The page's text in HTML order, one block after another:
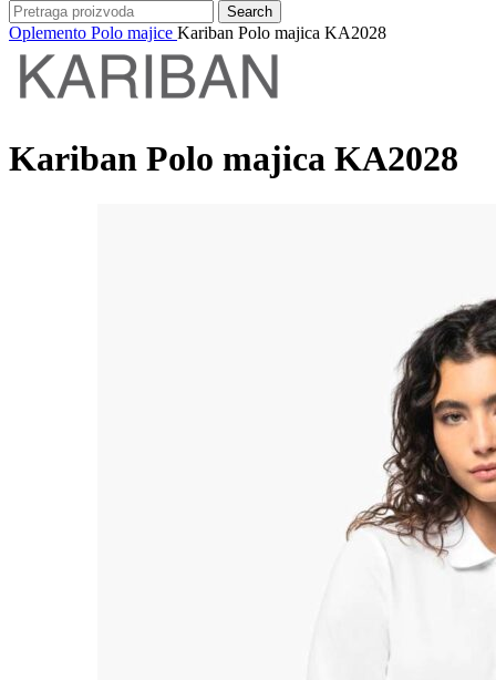
Search
Oplemento Polo majice Kariban Polo majica KA2028
Kariban Polo majica KA2028